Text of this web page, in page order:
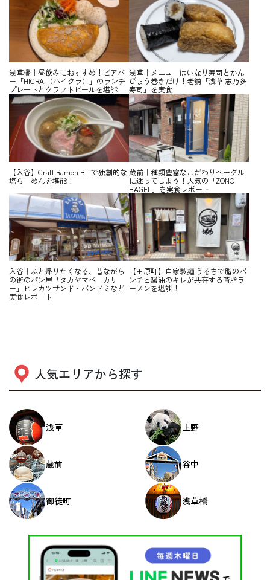
浅草橋｜昼飲みにおすすめ！ビアバ
ー「HICRA.（ハイクラ）」のランチ
プレートとクラフトビールを堪能
浅草｜メニューはいなり寿司とかん
ぴょう巻きだけ！老舗「浅草 志乃多
寿司」を実食
【入谷】Craft Ramen BiTで独創的な
塩らーめんを堪能！
蔵前｜種類豊富なこだわりベーグル
に迷ってしまう！人気の「ZONO
BAGEL」を実食レポート
入谷｜ふと帰りたくなる、昔ながら
の街のパン屋「タカヤマベーカリ
ー」ヒレカツサンド・パンドミなど
実食レポート
【田原町】自家製麺 うるちで脂のパ
ンチと醤油のキレが共存する背脂ラ
ーメンを堪能！
人気エリアから探す
浅草 上野
蔵前 谷中
御徒町 浅草橋